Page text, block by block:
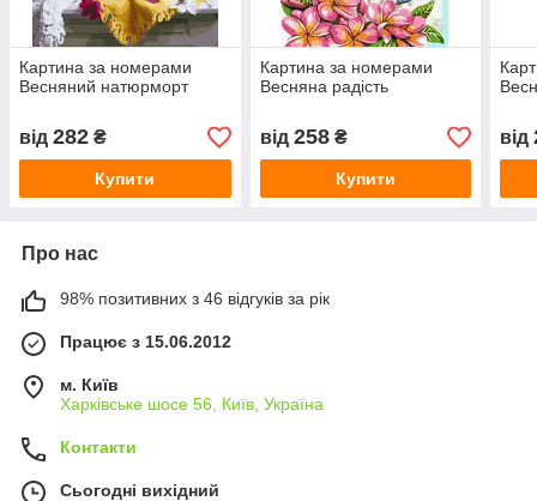
Картина за номерами
Весняний натюрморт
від 282 ₴
Купити
Картина за номерами
Весняна радість
від 258₴
Купити
від
Про нас
98% позитивних з 46 відгуків за рік
Працює з 15.06.2012
м. Київ
Харківське шосе 56, Київ, Україна
Контакти
Сьогодні вихідний